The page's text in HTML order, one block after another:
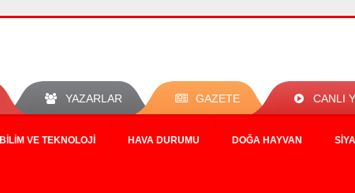
YAZARLAR GAZETE CANLI
BILIM VE TEKNOLOJI HAVA DURUMU DOĞA HAYVAN